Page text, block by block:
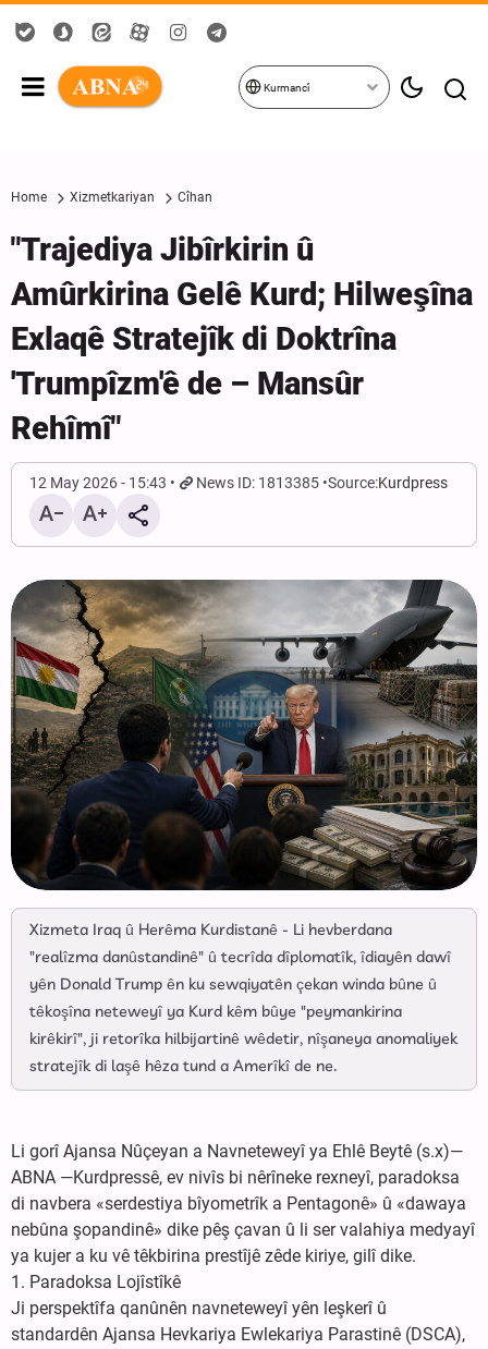
Kurmancî
Home Xizmetkariyan Cîhan
"Trajediya Jibîrkirin û
Amûrkirina Gelê Kurd; Hilweşîna
Exlaqê Stratejîk di Doktrîna
'Trumpîzm'ê de – Mansûr
Rehîmî"
12 May 2026 - 15:43 News ID: 1813385 Source:Kurdpress
Xizmeta Iraq û Herêma Kurdistanê - Li hevberdana
"realîzma danûstandinê" û tecrîda dîplomatîk, îdiayên dawî
yên Donald Trump ên ku sewqiyatên çekan winda bûne û
têkoşîna neteweyî ya Kurd kêm bûye "peymankirina
kirêkirî", ji retorîka hilbijartinê wêdetir, nîşaneya anomaliyek
stratejîk di laşê hêza tund a Amerîkî de ne.
Li gorî Ajansa Nûçeyan a Navneteweyî ya Ehlê Beytê (s.x)—
ABNA —Kurdpressê, ev nivîs bi nêrîneke rexneyî, paradoksa
di navbera «serdestiya bîyometrîk a Pentagonê» û «dawaya
nebûna şopandinê» dike pêş çavan û li ser valahiya medyayî
ya kujer a ku vê têkbirina prestîjê zêde kiriye, gilî dike.
1. Paradoksa Lojîstîkê
Ji perspektîfa qanûnên navneteweyî yên leşkerî û
standardên Ajansa Hevkariya Ewlekariya Parastinê (DSCA),